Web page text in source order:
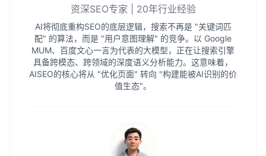
资深SEO专家 | 20年行业经验
AI将彻底重构SEO的底层逻辑，搜索不再是 "关键词匹
配" 的算法，而是 "用户意图理解" 的竞争。以 Google
MUM、百度文心一言为代表的大模型，正在让搜索引擎
具备跨模态、跨领域的深度语义分析能力。这意味着，
AISEO的核心将从 "优化页面" 转向 "构建能被AI识别的价
值生态"。